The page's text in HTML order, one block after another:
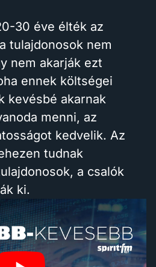
30 éve élték az
tulajdonosok nem
nem akarják ezt
ennek költségei
kevésbé akarnak
menni, az
kedvelik. Az
tudnak
a csalók
ki.